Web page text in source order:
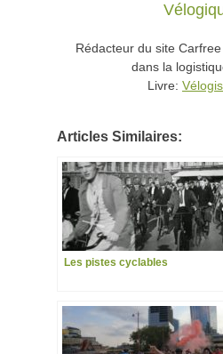
Rédacteur du site
dans la
Livre:
Articles Similaires:
Les pistes cyclables